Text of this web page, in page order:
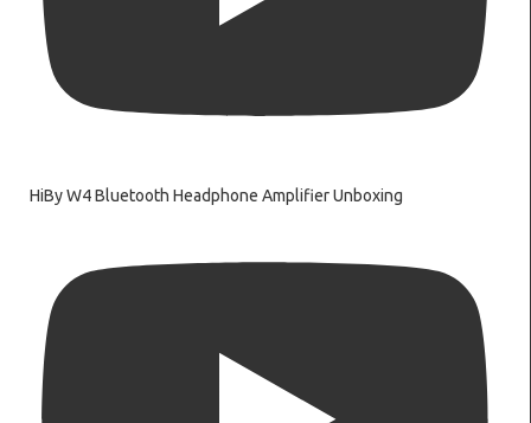
HiBy W4 Bluetooth Headphone Amplifier Unboxing